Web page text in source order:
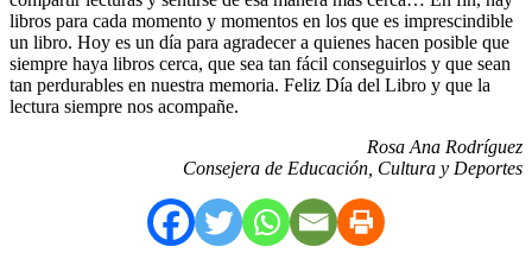
libros para cada momento y momentos en los que es imprescindible
un libro. Hoy es un día para agradecer a quienes hacen posible que
siempre haya libros cerca, que sea tan fácil conseguirlos y que sean
tan perdurables en nuestra memoria. Feliz Día del Libro y que la
lectura siempre nos acompañe.
Rosa Ana Rodríguez
Consejera de Educación, Cultura y Deportes